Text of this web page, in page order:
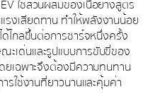
ใช้ส่วนผสมของเนื้อยางสูตร
งเสียดทาน ทำให้พลังงานน้อย
ไกลขึ้นต่อการชาร์จหนึ่งครั้ง
เด่นและรูปแบบการขับขี่ของ
ยเฉพาะจึงต้องมีความทนทาน
รใช้งานที่ยาวนานและคุ้มค่า